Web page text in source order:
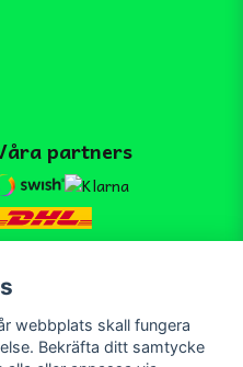
partners
webbplats skall fungera
Bekräfta ditt samtycke